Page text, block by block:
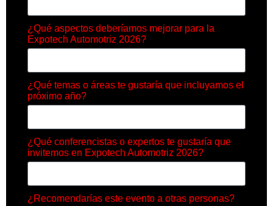
¿Qué aspectos deberíamos mejorar para la
Expotech Automotriz 2026?
¿Qué temas o áreas te gustaría que incluyamos el
próximo año?
¿Qué conferencistas o expertos te gustaría que
invitemos en Expotech Automotriz 2026?
¿Recomendarías este evento a otras personas?